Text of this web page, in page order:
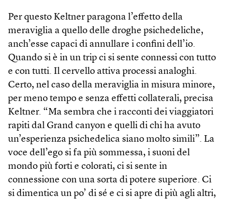
Per questo Keltner paragona l’effetto della
meraviglia a quello delle droghe psichedeliche,
anch’esse capaci di annullare i confini dell’io.
Quando si è in un trip ci si sente connessi con tutto
e con tutti. Il cervello attiva processi analoghi.
Certo, nel caso della meraviglia in misura minore,
per meno tempo e senza effetti collaterali, precisa
Keltner. “Ma sembra che i racconti dei viaggiatori
rapiti dal Grand canyon e quelli di chi ha avuto
un’esperienza psichedelica siano molto simili”. La
voce dell’ego si fa più sommessa, i suoni del
mondo più forti e colorati, ci si sente in
connessione con una sorta di potere superiore. Ci
si dimentica un po’ di sé e ci si apre di più agli altri,